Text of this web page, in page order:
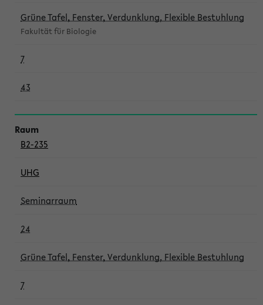
Grüne Tafel, Fenster, Verdunklung, Flexible Bestuhlung
Fakultät für Biologie
7
43
B2-235
UHG
Seminarraum
24
Grüne Tafel, Fenster, Verdunklung, Flexible Bestuhlung
7